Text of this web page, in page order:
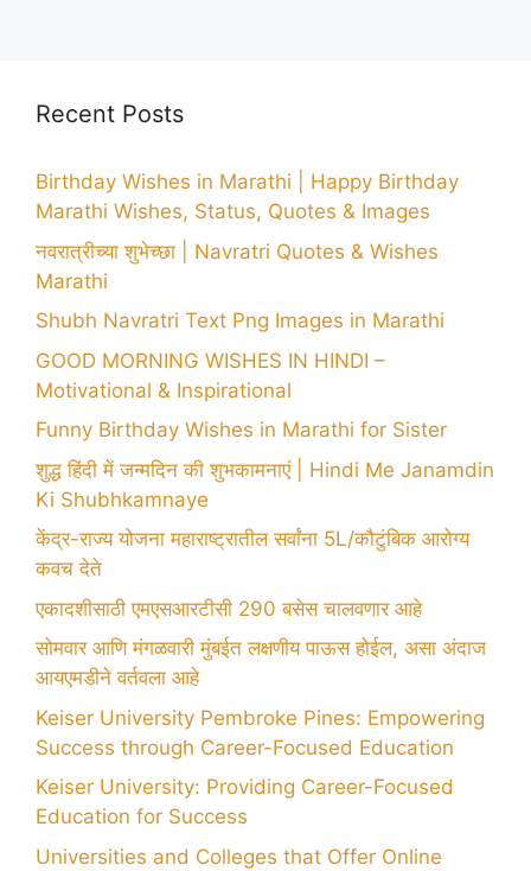
Recent Posts
Birthday Wishes in Marathi | Happy Birthday
Marathi Wishes, Status, Quotes & Images
नवरात्रीच्या शुभेच्छा | Navratri Quotes & Wishes
Marathi
Shubh Navratri Text Png Images in Marathi
GOOD MORNING WISHES IN HINDI –
Motivational & Inspirational
Funny Birthday Wishes in Marathi for Sister
शुद्ध हिंदी में जन्मदिन की शुभकामनाएं | Hindi Me Janamdin
Ki Shubhkamnaye
केंद्र-राज्य योजना महाराष्ट्रातील सर्वांना 5L/कौटुंबिक आरोग्य
कवच देते
एकादशीसाठी एमएसआरटीसी 290 बसेस चालवणार आहे
सोमवार आणि मंगळवारी मुंबईत लक्षणीय पाऊस होईल, असा अंदाज
आयएमडीने वर्तवला आहे
Keiser University Pembroke Pines: Empowering
Success through Career-Focused Education
Keiser University: Providing Career-Focused
Education for Success
Universities and Colleges that Offer Online